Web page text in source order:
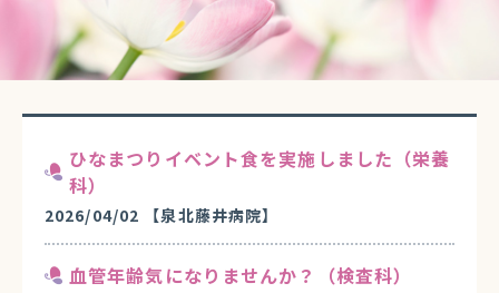
ひなまつりイベント食を実施しました（栄養
科）
2026/04/02 【泉北藤井病院】
血管年齢気になりませんか？（検査科）